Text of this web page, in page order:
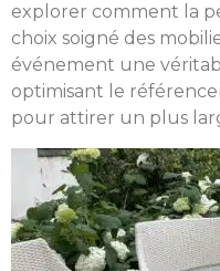
explorer comment la
choix soigné des
événement une
optimisant le
pour attirer un plus